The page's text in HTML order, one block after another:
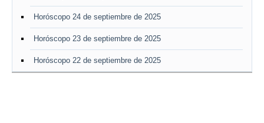
Horóscopo 24 de septiembre de 2025
Horóscopo 23 de septiembre de 2025
Horóscopo 22 de septiembre de 2025